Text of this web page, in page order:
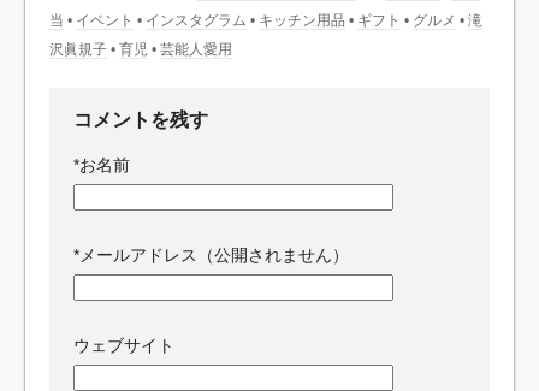
当 • イベント • インスタグラム • キッチン用品 • ギフト • グルメ • 滝
沢眞規子 • 育児 • 芸能人愛用
コメントを残す
*お名前
* メールアドレス（公開されません）
ウェブサイト